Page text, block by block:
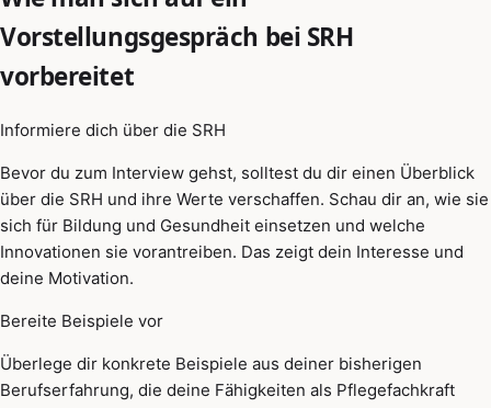
Vorstellungsgespräch bei SRH
vorbereitet
Informiere dich über die SRH
Bevor du zum Interview gehst, solltest du dir einen Überblick
über die SRH und ihre Werte verschaffen. Schau dir an, wie sie
sich für Bildung und Gesundheit einsetzen und welche
Innovationen sie vorantreiben. Das zeigt dein Interesse und
deine Motivation.
Bereite Beispiele vor
Überlege dir konkrete Beispiele aus deiner bisherigen
Berufserfahrung, die deine Fähigkeiten als Pflegefachkraft